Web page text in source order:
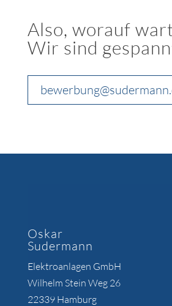
Also, worauf
Wir sind
Oskar
Sudermann
Elektroanlagen GmbH
Wilhelm Stein Weg 26
22339 Hamburg